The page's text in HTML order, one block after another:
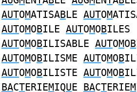
AUTOMATISABLE AUTOM
AUTOMOBILE AUTOMOBILES
AUTOMOBILISABLE AUTOMOB
AUTOMOBILISME AUTOMOB
AUTOMOBILISTE AUTOMOB
BACTERIEMIQUE BACTERIEM